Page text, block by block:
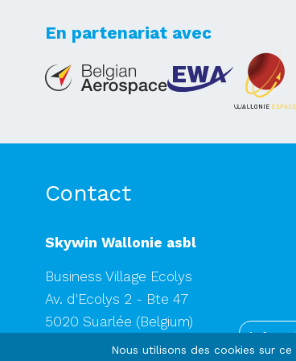
En partenariat avec
Contact
Skywin Wallonie asbl
Business Village Ecolys
Av. d'Ecolys 2 - Bte 47
5020 Suarlée (Belgium)
RPM TVA BE 0887.760.430
Nous utilisons des cookies sur